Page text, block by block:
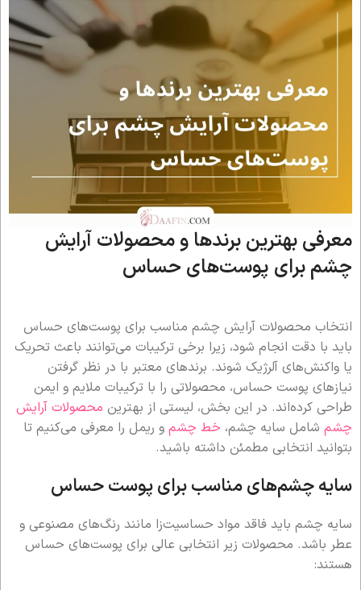
معرفی بهترین برندها و محصولات آرایش
چشم برای پوست‌های حساس
انتخاب محصولات آرایش چشم مناسب برای پوست‌های حساس
باید با دقت انجام شود، زیرا برخی ترکیبات می‌توانند باعث تحریک
یا واکنش‌های آلرژیک شوند. برندهای معتبر با در نظر گرفتن
نیازهای پوست حساس، محصولاتی را با ترکیبات ملایم و ایمن
طراحی کرده‌اند. در این بخش، لیستی از بهترین محصولات آرایش
چشم شامل سایه چشم، خط چشم و ریمل را معرفی می‌کنیم تا
بتوانید انتخابی مطمئن داشته باشید.
سایه چشم‌های مناسب برای پوست حساس
سایه چشم باید فاقد مواد حساسیت‌زا مانند رنگ‌های مصنوعی و
عطر باشد. محصولات زیر انتخابی عالی برای پوست‌های حساس
هستند: